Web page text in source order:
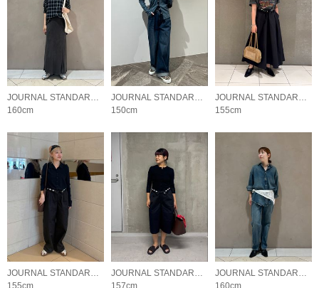
JOURNAL STANDARD LADYS
160cm
JOURNAL STANDARD LADYS
150cm
JOURNAL STANDARD LADYS
155cm
155cm
157cm
160cm